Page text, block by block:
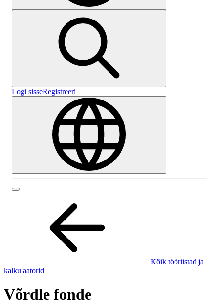
Logi sisseRegistreeri
Kõik tööriistad ja
kalkulaatorid
Võrdle fonde